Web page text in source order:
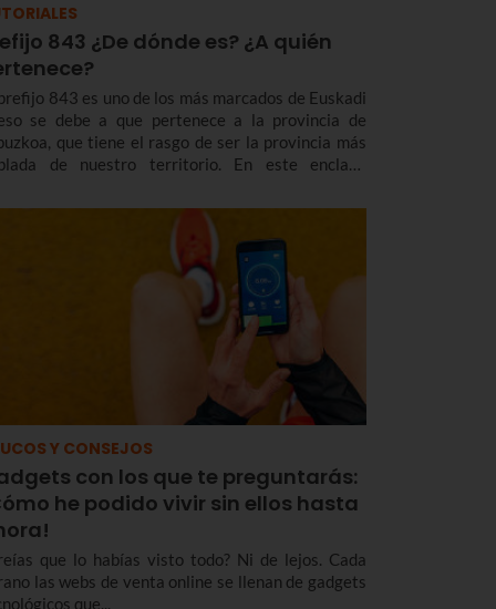
843 ¿De dónde es? ¿A quién
843 es uno de los más marcados de Euskadi
se debe a que pertenece a la provincia de
que tiene el rasgo de ser la provincia más
de nuestro territorio. En este enclave
emblemáticos.
Y CONSEJOS
con los que te preguntarás:
he podido vivir sin ellos hasta
que lo habías visto todo? Ni de lejos. Cada
las webs de venta online se llenan de gadgets
que...